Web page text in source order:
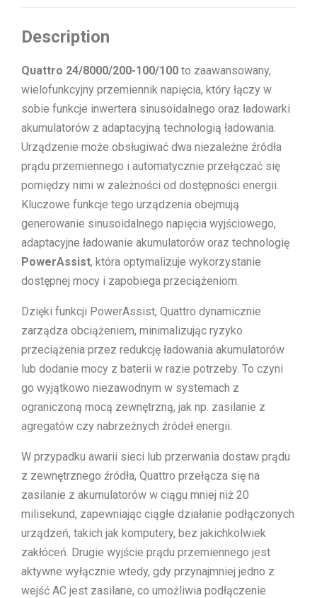
Description
Quattro 24/8000/200-100/100 to zaawansowany,
wielofunkcyjny przemiennik napięcia, który łączy w
sobie funkcje inwertera sinusoidalnego oraz ładowarki
akumulatorów z adaptacyjną technologią ładowania.
Urządzenie może obsługiwać dwa niezależne źródła
prądu przemiennego i automatycznie przełączać się
pomiędzy nimi w zależności od dostępności energii.
Kluczowe funkcje tego urządzenia obejmują
generowanie sinusoidalnego napięcia wyjściowego,
adaptacyjne ładowanie akumulatorów oraz technologię
PowerAssist, która optymalizuje wykorzystanie
dostępnej mocy i zapobiega przeciążeniom.
Dzięki funkcji PowerAssist, Quattro dynamicznie
zarządza obciążeniem, minimalizując ryzyko
przeciążenia przez redukcję ładowania akumulatorów
lub dodanie mocy z baterii w razie potrzeby. To czyni
go wyjątkowo niezawodnym w systemach z
ograniczoną mocą zewnętrzną, jak np. zasilanie z
agregatów czy nabrzeżnych źródeł energii.
W przypadku awarii sieci lub przerwania dostaw prądu
z zewnętrznego źródła, Quattro przełącza się na
zasilanie z akumulatorów w ciągu mniej niż 20
milisekund, zapewniając ciągłe działanie podłączonych
urządzeń, takich jak komputery, bez jakichkolwiek
zakłóceń. Drugie wyjście prądu przemiennego jest
aktywne wyłącznie wtedy, gdy przynajmniej jedno z
wejść AC jest zasilane, co umożliwia podłączenie